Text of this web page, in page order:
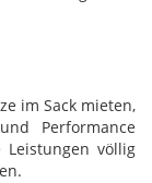
im Sack mieten,
Performance
Leistungen völlig